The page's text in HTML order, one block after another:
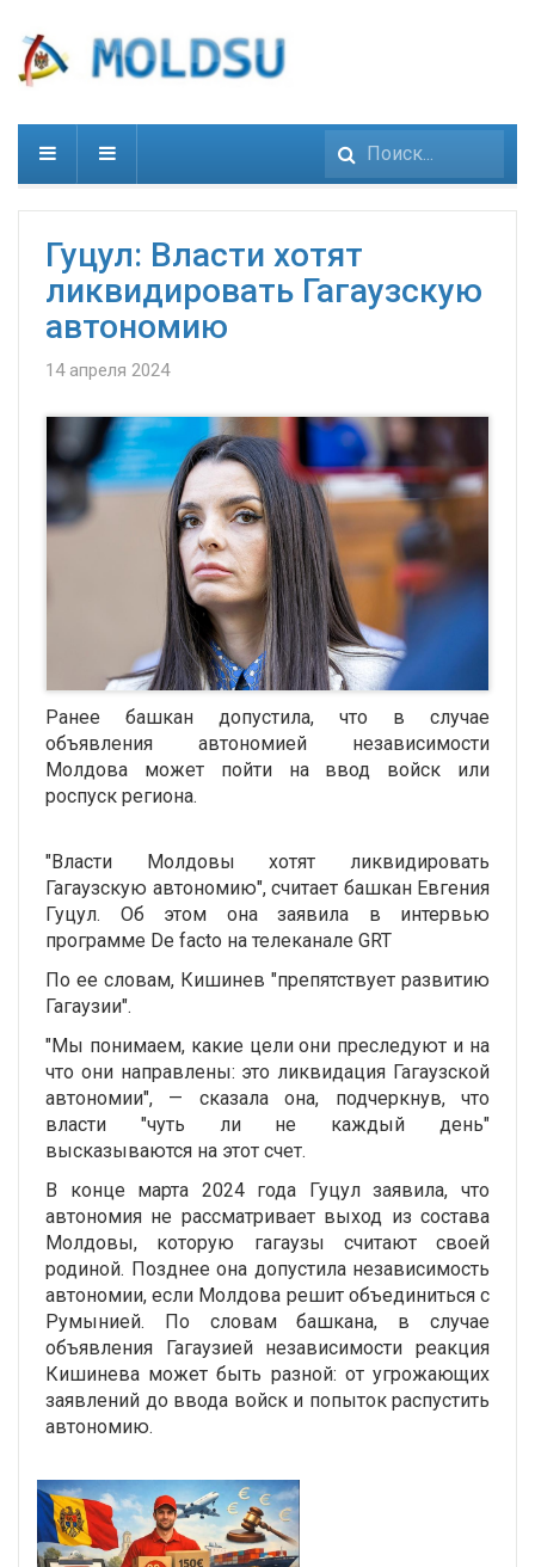
Искать...
Гуцул: Власти хотят
ликвидировать Гагаузскую
автономию
14 апреля 2024
Ранее башкан допустила, что в случае
объявления автономией независимости
Молдова может пойти на ввод войск или
роспуск региона.
"Власти Молдовы хотят ликвидировать
Гагаузскую автономию", считает башкан Евгения
Гуцул. Об этом она заявила в интервью
программе De facto на телеканале GRT
По ее словам, Кишинев "препятствует развитию
Гагаузии".
"Мы понимаем, какие цели они преследуют и на
что они направлены: это ликвидация Гагаузской
автономии", — сказала она, подчеркнув, что
власти "чуть ли не каждый день"
высказываются на этот счет.
В конце марта 2024 года Гуцул заявила, что
автономия не рассматривает выход из состава
Молдовы, которую гагаузы считают своей
родиной. Позднее она допустила независимость
автономии, если Молдова решит объединиться с
Румынией. По словам башкана, в случае
объявления Гагаузией независимости реакция
Кишинева может быть разной: от угрожающих
заявлений до ввода войск и попыток распустить
автономию.